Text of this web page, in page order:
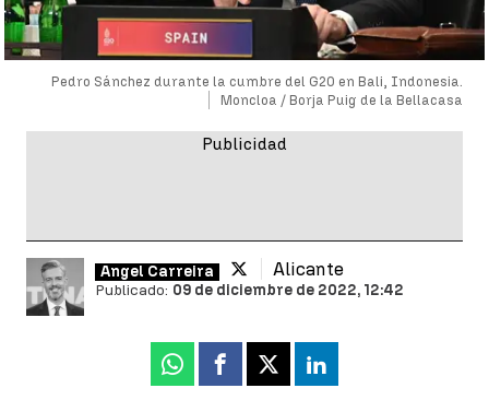
Pedro Sánchez durante la cumbre del G20 en Bali, Indonesia.
Moncloa / Borja Puig de la Bellacasa
Ángel Carreira Alicante
Publicado: 09 de diciembre de 2022, 12:42
Whatsapp
Facebook
X Linkedin